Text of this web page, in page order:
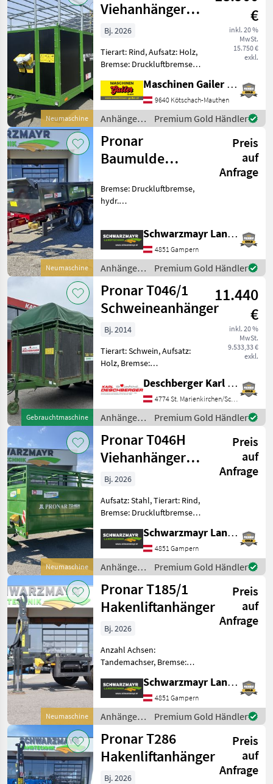
Neumaschine
Viehanhänger
T046/1
(Kurier10)
€
inkl. 20 %
MwSt.
15.750 €
exkl.
Bj. 2026
Tierart: Rind, Aufsatz: Holz,
Bremse: Druckluftbremse,
Planenaufbau,
Typenschein, Plane Pronar
Viehanhänger T046/1
(Kurier10) mit folgender
Ausstattung: * A
Maschinen Gailer GmbH
9640 Kötschach-Mauthen
Anhänger /
Pronar
Premium Gold Händler
Neumaschine
Pronar
Baumulde
Preis
auf
Anfrage
Bremse: Druckluftbremse,
hydr.
Stützfuß, Automatische
Rückwand, Hydraulische
Bordwandverriegelung Nr.
68558S Bauanhäng
Schwarzmayr Landtechnik GmbH - Gampern
4851 Gampern
Anhänger /
Pronar
Premium Gold Händler
Gebrauchtmaschine
Pronar T046/1
Schweineanhänger
11.440
€
inkl. 20 %
MwSt.
9.533,33 €
exkl.
Bj. 2014
Tierart: Schwein, Aufsatz:
Holz, Bremse:
Tandemachse,
Planenaufbau,
Typenschein, Plane Pronar
T046/1 Schweineanhänger
(BJ: 2014) für Traktor mit
Druckluft
Deschberger Karl Landtechnik GesmbH & Co KG
4774 St. Marienkirchen/Schärding
Anhänger /
Pronar
Premium Gold Händler
Neumaschine
Pronar T046H
Viehanhänger
hydr.
Preis
auf
Anfrage
Bj. 2026
Aufsatz: Stahl, Tierart: Rind,
Bremse: Druckluftbremse,
Nr. 68564
Viehtransportanhänger
hydraulisch absenkbar
Serienausstattung: - Riffe
Schwarzmayr Landtechnik GmbH - Gampern
4851 Gampern
Anhänger /
Pronar
Premium Gold Händler
Neumaschine
Pronar T185/1
Hakenliftanhänger
Preis
auf
Anfrage
Bj. 2026
Anzahl Achsen:
Tandemachser, Bremse:
Typenschein, Hydraulischer
Stützfuß Nr. 68559
Serienausstattung: -
Tandemfahrwerk mit
Parabelfederung - Starr
Schwarzmayr Landtechnik GmbH - Gampern
4851 Gampern
Anhänger /
Pronar
Premium Gold Händler
Pronar T286
Hakenliftanhänger
Preis
auf
Anfrage
Bj. 2026